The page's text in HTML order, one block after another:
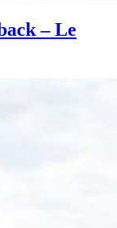
– Le